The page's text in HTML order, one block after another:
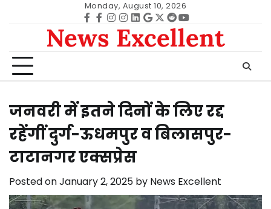
Monday, August 10, 2026
Facebook
facebook
Instagram
instagram
Linkedin
google
Twitter
redditYoutube
News Excellent
जनवरी में इतने दिनों के लिए रद्द
रहेंगीं दुर्ग-ऊधमपुर व बिलासपुर-
टाटानगर एक्सप्रेस
Posted onJanuary 2, 2025 by News Excellent